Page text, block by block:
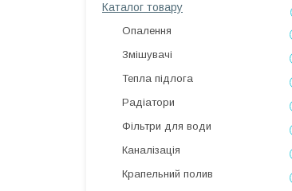
Каталог товару
Опалення
Змішувачі
Тепла підлога
Радіатори
Фільтри для води
Каналізація
Крапельний полив